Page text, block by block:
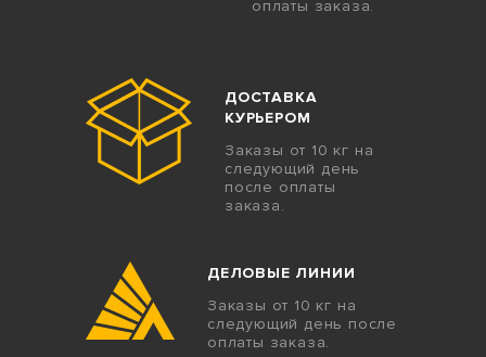
оплаты заказа.
ДОСТАВКА
КУРЬЕРОМ
Заказы от 10 кг на
следующий день
после оплаты
заказа.
ДЕЛОВЫЕ ЛИНИИ
Заказы от 10 кг на
следующий день после
оплаты заказа.